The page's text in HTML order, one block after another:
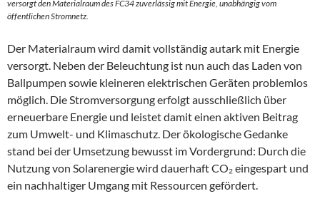
versorgt den Materialraum des FC34 zuverlässig mit Energie, unabhängig vom
öffentlichen Stromnetz.
Der Materialraum wird damit vollständig autark mit Energie
versorgt. Neben der Beleuchtung ist nun auch das Laden von
Ballpumpen sowie kleineren elektrischen Geräten problemlos
möglich. Die Stromversorgung erfolgt ausschließlich über
erneuerbare Energie und leistet damit einen aktiven Beitrag
zum Umwelt- und Klimaschutz. Der ökologische Gedanke
stand bei der Umsetzung bewusst im Vordergrund: Durch die
Nutzung von Solarenergie wird dauerhaft CO₂ eingespart und
ein nachhaltiger Umgang mit Ressourcen gefördert.